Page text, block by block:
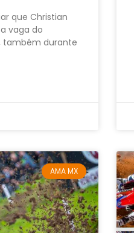
que Christian
vaga do
também durante
AMA MX